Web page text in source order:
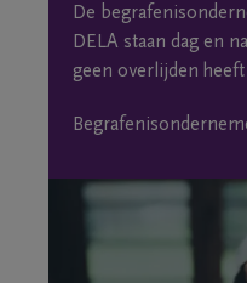
De
DELA staan dag en
geen overlijden